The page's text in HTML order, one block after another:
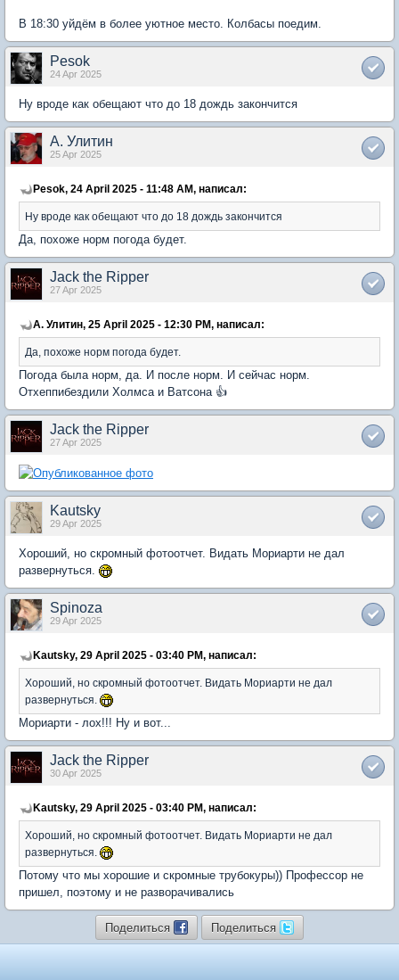
В 18:30 уйдём в более уютное место. Колбасы поедим.
Pesok
24 Apr 2025
Ну вроде как обещают что до 18 дождь закончится
А. Улитин
25 Apr 2025
Pesok, 24 April 2025 - 11:48 AM, написал:
Ну вроде как обещают что до 18 дождь закончится
Да, похоже норм погода будет.
Jack the Ripper
27 Apr 2025
А. Улитин, 25 April 2025 - 12:30 PM, написал:
Да, похоже норм погода будет.
Погода была норм, да. И после норм. И сейчас норм.
Отхеппибездили Холмса и Ватсона 👍
Jack the Ripper
27 Apr 2025
Kautsky
29 Apr 2025
Хороший, но скромный фотоотчет. Видать Мориарти не дал
развернуться.
Spinoza
29 Apr 2025
Kautsky, 29 April 2025 - 03:40 PM, написал:
Хороший, но скромный фотоотчет. Видать Мориарти не дал
развернуться.
Мориарти - лох!!! Ну и вот...
Jack the Ripper
30 Apr 2025
Kautsky, 29 April 2025 - 03:40 PM, написал:
Хороший, но скромный фотоотчет. Видать Мориарти не дал
развернуться.
Потому что мы хорошие и скромные трубокуры)) Профессор не
пришел, поэтому и не разворачивались
Поделиться Поделиться